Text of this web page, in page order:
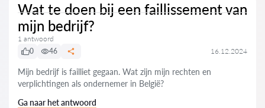
Wat te doen bij een faillissement van
mijn bedrijf?
1 antwoord
0
46 16.12.2024
Mijn bedrijf is failliet gegaan. Wat zijn mijn rechten en
verplichtingen als ondernemer in België?
Ga naar het antwoord